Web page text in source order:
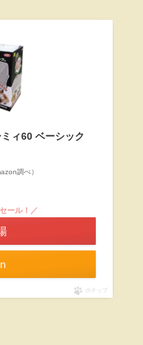
ィ60 ベーシック
調べ）
ール！／
ポチップ